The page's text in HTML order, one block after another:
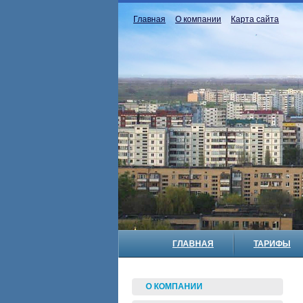
Главная О компании Карта сайта
ГЛАВНАЯ ТАРИФЫ
О КОМПАНИИ